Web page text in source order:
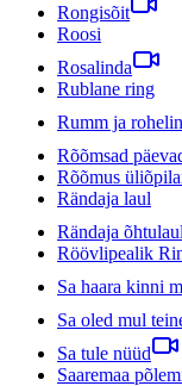
Rongisõit
Roosi
Rosalinda
Rublane ring
Rumm ja
Rõõmsad
Rõõmus
Rändaja laul
Rändaja õhtulaul
Röövlipealik
Sa haara kinni
Sa oled mul
Sa tule nüüd
Saaremaa